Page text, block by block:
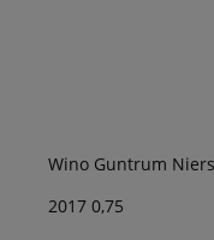
Wino Guntrum
2017 0,75